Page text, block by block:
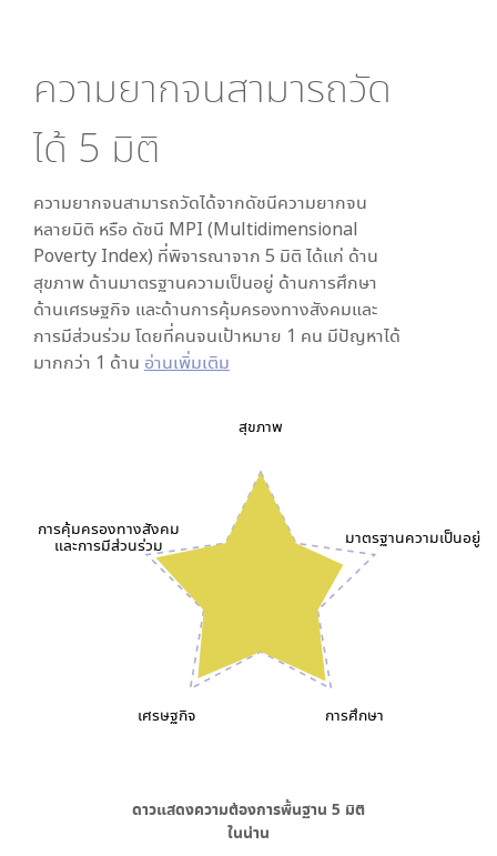
ความยากจนสามารถวัด
ได้ 5 มิติ
ความยากจนสามารถวัดได้จากดัชนีความยากจน
หลายมิติ หรือ ดัชนี MPI (Multidimensional
Poverty Index) ที่พิจารณาจาก 5 มิติ ได้แก่ ด้าน
สุขภาพ ด้านมาตรฐานความเป็นอยู่ ด้านการศึกษา
ด้านเศรษฐกิจ และด้านการคุ้มครองทางสังคมและ
การมีส่วนร่วม โดยที่คนจนเป้าหมาย 1 คน มีปัญหาได้
มากกว่า 1 ด้าน อ่านเพิ่มเติม
สุขภาพ
มาตรฐานความเป็นอยู่
การศึกษา
เศรษฐกิจ
การคุ้มครองทางสังคม
และการมีส่วนร่วม
ดาวแสดงความต้องการพื้นฐาน 5 มิติ
ในน่าน